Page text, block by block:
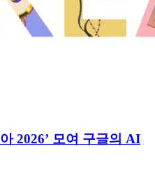
2026’ 모여 구글의 AI